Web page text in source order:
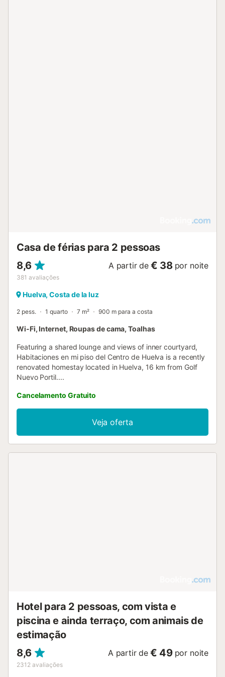
Casa de férias para 2 pessoas
8,6
381 avaliações
A partir de € 38 por noite
Huelva, Costa de la luz
2 pess. 1 quarto 7 m² 900 m para a costa
Wi-Fi, Internet, Roupas de cama, Toalhas
Featuring a shared lounge and views of inner courtyard,
Habitaciones en mi piso del Centro de Huelva is a recently
renovated homestay located in Huelva, 16 km from Golf
Nuevo Portil....
Cancelamento Gratuito
Veja oferta
Hotel para 2 pessoas, com vista e
piscina e ainda terraço, com animais de
estimação
8,6
2312 avaliações
A partir de € 49 por noite